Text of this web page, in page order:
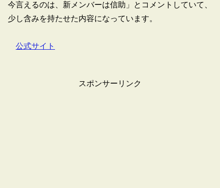
今言えるのは、新メンバーは信助」とコメントしていて、
少し含みを持たせた内容になっています。
公式サイト
スポンサーリンク